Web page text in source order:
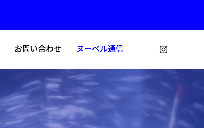
お問い合わせ ヌーベル通信